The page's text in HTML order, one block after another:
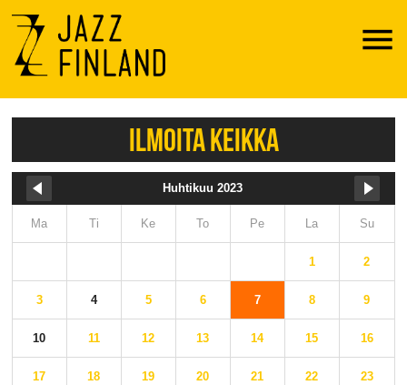
Menu
ILMOITA KEIKKA
Huhtikuu 2023
Ma Ti Ke To Pe La Su
1 2
3 4 5 6 7 8 9
10 11 12 13 14 15 16
17 18 19 20 21 22 23